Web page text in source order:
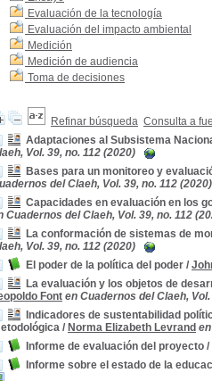
Evaluación de la tecnología
Evaluación del impacto ambiental
Medición
Medición de audiencia
Toma de decisiones
Refinar búsqueda Consulta a
Adaptaciones al Subsistema
Vol. 39, no. 112 (2020)
Bases para un monitoreo y
del Claeh, Vol. 39, no. 112 (2020)
Capacidades en evaluación en los
Cuadernos del Claeh, Vol. 39, no. 112
La conformación de sistemas de
Vol. 39, no. 112 (2020)
El poder de la política del poder /
La evaluación y los objetos de
Font en Cuadernos del Claeh,
Indicadores de sustentabilidad
/ Norma Elizabeth Levrand
Informe de evaluación del proyecto /
Informe sobre el estado de la